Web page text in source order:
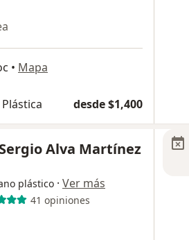
• Mapa
desde $1,400
Alva Martínez
plástico · Ver más
41 opiniones